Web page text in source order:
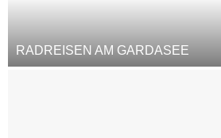
RADREISEN AM GARDASEE